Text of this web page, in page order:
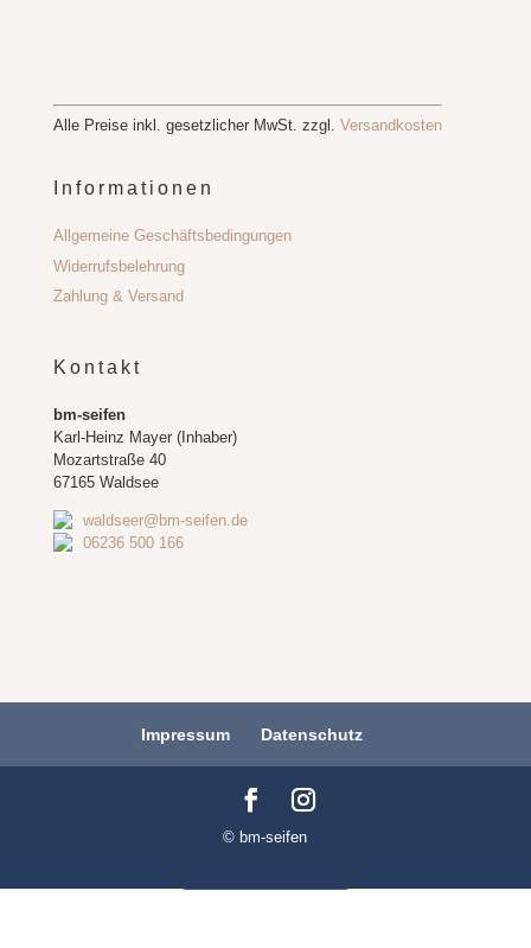
Alle Preise inkl. gesetzlicher MwSt. zzgl. Versandkosten
Informationen
Allgemeine Geschäftsbedingungen
Widerrufsbelehrung
Zahlung & Versand
Kontakt
bm-seifen
Karl-Heinz Mayer (Inhaber)
Mozartstraße 40
67165 Waldsee
waldseer@bm-seifen.de
06236 500 166
Impressum Datenschutz
© bm-seifen